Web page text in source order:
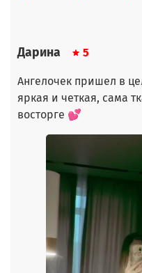
Дарина 5
Ангелочек пришел в
яркая и четкая, сама
восторге 💕